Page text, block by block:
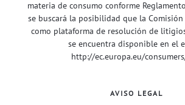
materia de consumo conforme
se buscará la posibilidad que la
como plataforma de resolución de
se encuentra disponible en el
http://ec.europa.eu/
AVISO LEGAL